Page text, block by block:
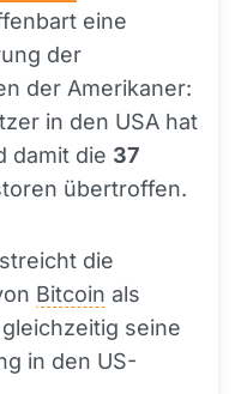
eine
der
der Amerikaner:
in den USA hat
damit die 37
übertroffen.
die
Bitcoin als
seine
in den US-